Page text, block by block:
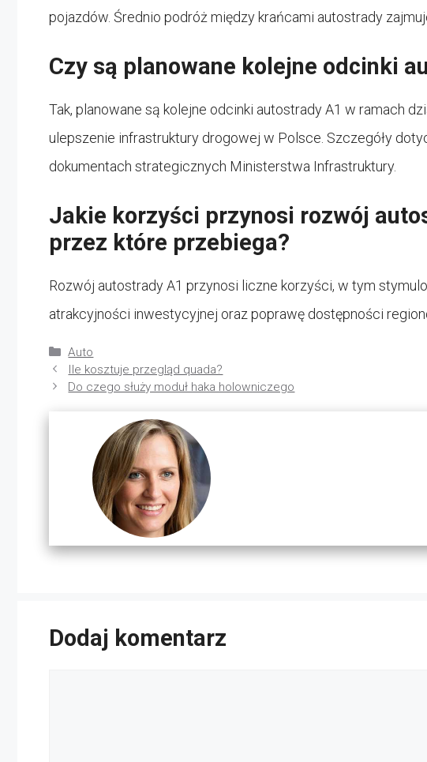
pojazdów. Średnio podróż między krańcami autostrady
Czy są planowane kolejne odcinki
Tak, planowane są kolejne odcinki autostrady A1 w ramach
ulepszenie infrastruktury drogowej w Polsce. Szczegóły
dokumentach strategicznych Ministerstwa Infrastruktury.
Jakie korzyści przynosi rozwój
przez które przebiega?
Rozwój autostrady A1 przynosi liczne korzyści, w tym
atrakcyjności inwestycyjnej oraz poprawę dostępności
Kategorie
Auto
Ile kosztuje przegląd quada?
Do czego służy moduł haka holowniczego
Dodaj komentarz